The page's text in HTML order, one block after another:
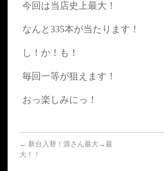
今回は当店史上最大！
なんと335本が当たります！
し！か！も！
毎回一等が狙えます！
おっ楽しみにっ！
← 新台入替！源さん最大→最
大！！